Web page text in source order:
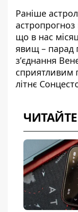
Раніше
що в нас
явищ – парад
зʼєднання
сприятливим
літнє
ЧИТАЙТЕ